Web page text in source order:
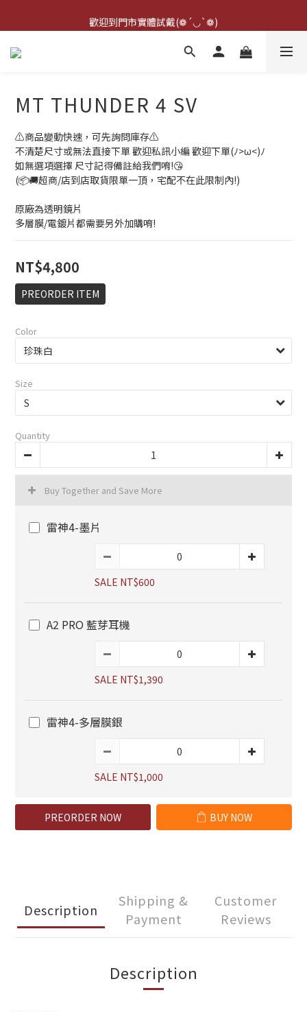
點擊右下方客服可詢問即時庫存☆*: .｡. o(≧▽≦)o .｡.:*☆
歡迎到門市實體試戴(❁´◡`❁)
雨衣盲盒現正開跑╰(*°▽°*)╯
MT THUNDER 4 SV
⚠️商品變動快速，可先詢問庫存⚠️
不清楚尺寸或無法直接下單 歡迎私訊小編 歡迎下單(ﾉ>ω<)ﾉ
如無選項選擇 尺寸記得備註給我們唷!😘
(📦🚚超商/店到店取貨限單一頂，宅配不在此限制內!)
原廠為透明鏡片
多層膜/電鍍片都需要另外加購唷!
NT$4,800
PREORDER ITEM
Color
Size
Quantity
Buy Together and Save More
雷神4-墨片
SALE NT$600
A2 PRO 藍芽耳機
SALE NT$1,390
雷神4-多層膜銀
SALE NT$1,000
PREORDER NOW BUY NOW
Description
Shipping &
Payment
Customer
Reviews
Description